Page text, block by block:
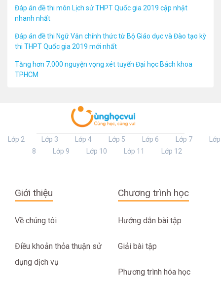
Đáp án đề thi môn Lịch sử THPT Quốc gia 2019 cập nhật
nhanh nhất
Đáp án đề thi Ngữ Văn chính thức từ Bộ Giáo dục và Đào tạo kỳ
thi THPT Quốc gia 2019 mới nhất
Tăng hơn 7.000 nguyện vọng xét tuyển Đại học Bách khoa
TPHCM
Lớp 2 Lớp 3 Lớp 4 Lớp 5 Lớp 6 Lớp 7
Lớp
8
Lớp 9 Lớp 10 Lớp 11 Lớp 12
Giới thiệu
Về chúng tôi
Điều khoản thỏa thuận sử
dụng dịch vụ
Chương trình học
Hướng dẫn bài tập
Giải bài tập
Phương trình hóa học